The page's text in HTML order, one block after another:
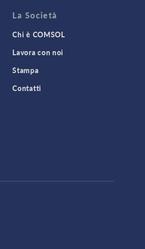
La Società
Chi è COMSOL
Lavora con noi
Stampa
Contatti